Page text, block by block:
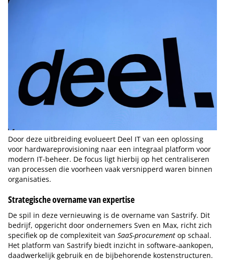
Door deze uitbreiding evolueert Deel IT van een oplossing
voor hardwareprovisioning naar een integraal platform voor
modern IT-beheer. De focus ligt hierbij op het centraliseren
van processen die voorheen vaak versnipperd waren binnen
organisaties.
Strategische overname van expertise
De spil in deze vernieuwing is de overname van Sastrify. Dit
bedrijf, opgericht door ondernemers Sven en Max, richt zich
specifiek op de complexiteit van SaaS-procurement op schaal.
Het platform van Sastrify biedt inzicht in software-aankopen,
daadwerkelijk gebruik en de bijbehorende kostenstructuren.